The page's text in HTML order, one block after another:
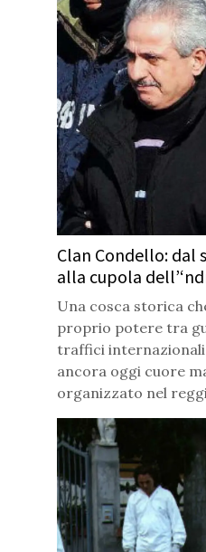
Clan Condello: dal
alla cupola
Una cosca storica
proprio potere tra
traffici
ancora oggi cuore
organizzato nel